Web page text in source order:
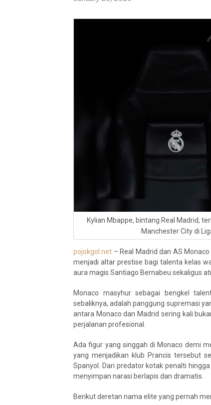
Kylian Mbappe, bintang Real Madrid,
Manchester City di
pojokgol.net – Real Madrid dan AS
menjadi altar prestise bagi talenta kelas
aura magis Santiago Bernabeu sekaligus
Monaco masyhur sebagai bengkel
sebaliknya, adalah panggung supremasi
antara Monaco dan Madrid sering kali
perjalanan profesional.
Ada figur yang singgah di Monaco demi
yang menjadikan klub Prancis tersebut
Spanyol. Dari predator kotak penalti
menyimpan narasi berlapis dan dramatis.
Berikut deretan nama elite yang pernah